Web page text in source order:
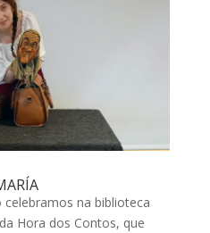
na biblioteca
Hora dos Contos, que